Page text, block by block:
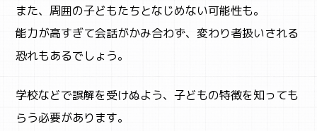
また、周囲の子どもたちとなじめない可能性も。
能力が高すぎて会話がかみ合わず、変わり者扱いされる
恐れもあるでしょう。
学校などで誤解を受けぬよう、子どもの特徴を知っても
らう必要があります。